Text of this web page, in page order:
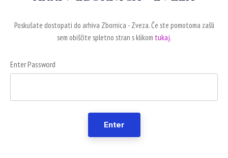
Poskušate dostopati do arhiva Zbornica - Zveza. Če ste pomotoma zašli
sem obiščite spletno stran s klikom tukaj.
Enter Password
Enter